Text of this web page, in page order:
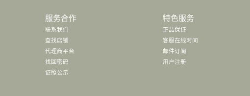
服务合作
联系我们
查找店铺
代理商平台
找回密码
证照公示
特色服务
正品保证
客服在线时间
邮件订阅
用户注册